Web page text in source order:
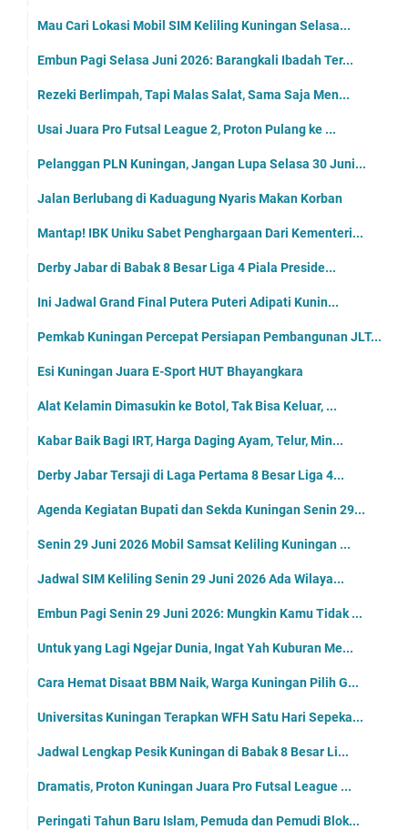
Mau Cari Lokasi Mobil SIM Keliling Kuningan Selasa...
Embun Pagi Selasa Juni 2026: Barangkali Ibadah Ter...
Rezeki Berlimpah, Tapi Malas Salat, Sama Saja Men...
Usai Juara Pro Futsal League 2, Proton Pulang ke ...
Pelanggan PLN Kuningan, Jangan Lupa Selasa 30 Juni...
Jalan Berlubang di Kaduagung Nyaris Makan Korban
Mantap! IBK Uniku Sabet Penghargaan Dari Kementeri...
Derby Jabar di Babak 8 Besar Liga 4 Piala Preside...
Ini Jadwal Grand Final Putera Puteri Adipati Kunin...
Pemkab Kuningan Percepat Persiapan Pembangunan JLT...
Esi Kuningan Juara E-Sport HUT Bhayangkara
Alat Kelamin Dimasukin ke Botol, Tak Bisa Keluar, ...
Kabar Baik Bagi IRT, Harga Daging Ayam, Telur, Min...
Derby Jabar Tersaji di Laga Pertama 8 Besar Liga 4...
Agenda Kegiatan Bupati dan Sekda Kuningan Senin 29...
Senin 29 Juni 2026 Mobil Samsat Keliling Kuningan ...
Jadwal SIM Keliling Senin 29 Juni 2026 Ada Wilaya...
Embun Pagi Senin 29 Juni 2026: Mungkin Kamu Tidak ...
Untuk yang Lagi Ngejar Dunia, Ingat Yah Kuburan Me...
Cara Hemat Disaat BBM Naik, Warga Kuningan Pilih G...
Universitas Kuningan Terapkan WFH Satu Hari Sepeka...
Jadwal Lengkap Pesik Kuningan di Babak 8 Besar Li...
Dramatis, Proton Kuningan Juara Pro Futsal League ...
Peringati Tahun Baru Islam, Pemuda dan Pemudi Blok...